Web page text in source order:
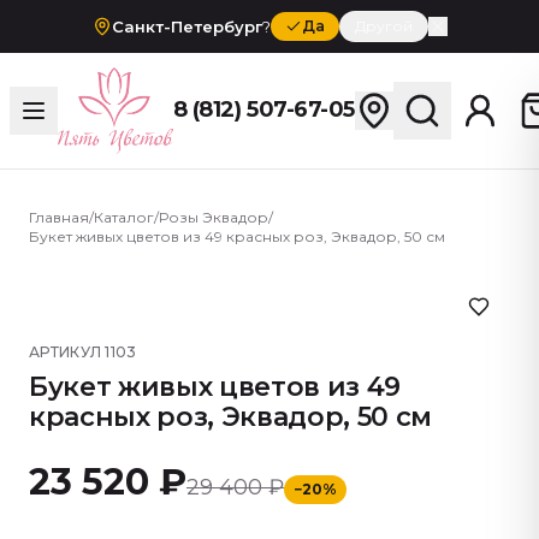
Санкт-Петербург? Да
8 (812) 507-67-05
Главная/Каталог/Розы Эквадор/
Букет живых цветов из 49 красных роз, Эквадор, 50 см
АРТИКУЛ1103
Букет живых цветов из 49
красных роз, Эквадор, 50 см
23 520 ₽29 400 ₽ −20%